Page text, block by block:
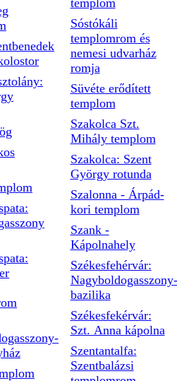
templom
Sóstókáli
templomrom és
nemesi udvarház
romja
Süvéte erődített
templom
Szakolca Szt.
Mihály templom
Szakolca: Szent
György rotunda
Szalonna - Árpád-
kori templom
Szank -
Kápolnahely
Székesfehérvár:
Nagyboldogasszony-
bazilika
Székesfekérvár:
Szt. Anna kápolna
Szentantalfa:
Szentbalázsi